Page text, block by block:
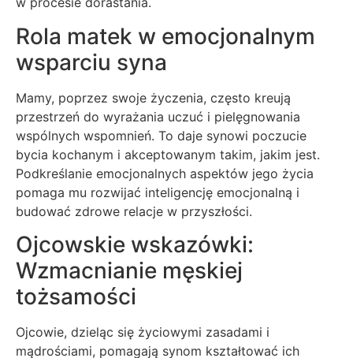
Rola matek w emocjonalnym
wsparciu syna
Mamy, poprzez swoje życzenia, często kreują
przestrzeń do wyrażania uczuć i pielęgnowania
wspólnych wspomnień. To daje synowi poczucie
bycia kochanym i akceptowanym takim, jakim jest.
Podkreślanie emocjonalnych aspektów jego życia
pomaga mu rozwijać inteligencję emocjonalną i
budować zdrowe relacje w przyszłości.
Ojcowskie wskazówki:
Wzmacnianie męskiej
tożsamości
Ojcowie, dzieląc się życiowymi zasadami i
mądrościami, pomagają synom kształtować ich